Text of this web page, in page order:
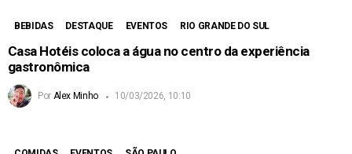
BEBIDAS DESTAQUE EVENTOS RIO GRANDE DO SUL
Casa Hotéis coloca a água no centro da experiência
gastronômica
Por Alex Minho 10/03/2026, 10:10